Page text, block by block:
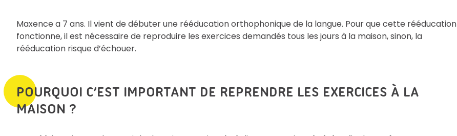
Maxence a 7 ans. Il vient de débuter une rééducation orthophonique de la langue. Pour que cette rééducation
fonctionne, il est nécessaire de reproduire les exercices demandés tous les jours à la maison, sinon, la
rééducation risque d’échouer.
POURQUOI C’EST IMPORTANT DE REPRENDRE LES EXERCICES À LA
MAISON ?